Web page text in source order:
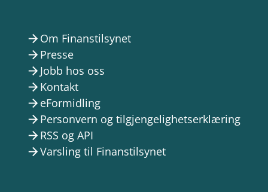
arrow_forward Om Finanstilsynet
arrow_forward Presse
arrow_forward Jobb hos oss
arrow_forward Kontakt
arrow_forward eFormidling
arrow_forward Personvern og tilgjengelighetserklæring
arrow_forward RSS og API
arrow_forwardVarsling til Finanstilsynet